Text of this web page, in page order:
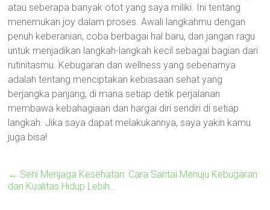
atau seberapa banyak otot yang saya miliki. Ini tentang
menemukan joy dalam proses. Awali langkahmu dengan
penuh keberanian, coba berbagai hal baru, dan jangan ragu
untuk menjadikan langkah-langkah kecil sebagai bagian dari
rutinitasmu. Kebugaran dan wellness yang sebenarnya
adalah tentang menciptakan kebiasaan sehat yang
berjangka panjang, di mana setiap detik perjalanan
membawa kebahagiaan dan hargai diri sendiri di setiap
langkah. Jika saya dapat melakukannya, saya yakin kamu
juga bisa!
← Seni Menjaga Kesehatan: Cara Santai Menuju Kebugaran
dan Kualitas Hidup Lebih…